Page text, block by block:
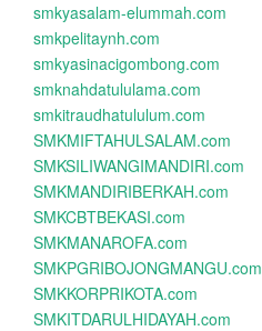
smkyasalam-elummah.com
smkpelitaynh.com
smkyasinacigombong.com
smknahdatululama.com
smkitraudhatululum.com
SMKMIFTAHULSALAM.com
SMKSILIWANGIMANDIRI.com
SMKMANDIRIBERKAH.com
SMKCBTBEKASI.com
SMKMANAROFA.com
SMKPGRIBOJONGMANGU.com
SMKKORPRIKOTA.com
SMKITDARULHIDAYAH.com